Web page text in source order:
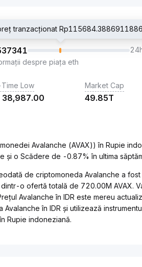
tranzacționat
despre piața eth
Low
38,987.00
Market Cap
49.85T
Avalanche (AVAX)) în Rupie
o Scădere de -0.87% în ultima
de criptomoneda Avalanche a
o ofertă totală de 720.00M AVAX.
Avalanche în IDR este mereu
în IDR și utilizează
Rupie indoneziană.